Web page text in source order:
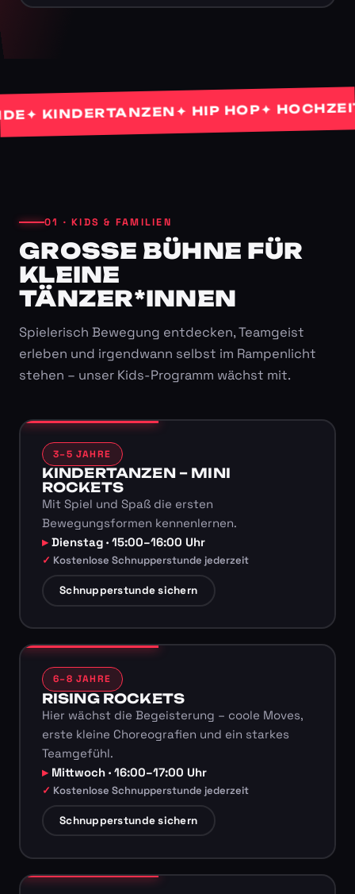
KINDERTANZEN✦ HIP HOP✦
01 · KIDS & FAMILIEN
GROSSE BÜHNE FÜR K
LEINE T
ÄNZER*INNEN
Spielerisch Bewegung entdecken, Teamgeist
erleben und irgendwann selbst im Rampenlicht
stehen – unser Kids-Programm wächst mit.
3–5 JAHRE
KINDERTANZEN – MINI
ROCKETS
Mit Spiel und Spaß die ersten
Bewegungsformen kennenlernen.
Dienstag · 15:00–16:00 Uhr
Kostenlose Schnupperstunde jederzeit
Schnupperstunde sichern
6–8 JAHRE
RISING ROCKETS
Hier wächst die Begeisterung – coole Moves,
erste kleine Choreografien und ein starkes
Teamgefühl.
Mittwoch · 16:00–17:00 Uhr
Kostenlose Schnupperstunde jederzeit
Schnupperstunde sichern